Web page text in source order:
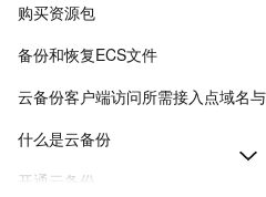
购买资源包
备份和恢复ECS文件
云备份客户端访问所需接入点域名
什么是云备份
开通云备份